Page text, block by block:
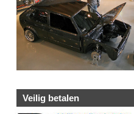
Veilig betalen